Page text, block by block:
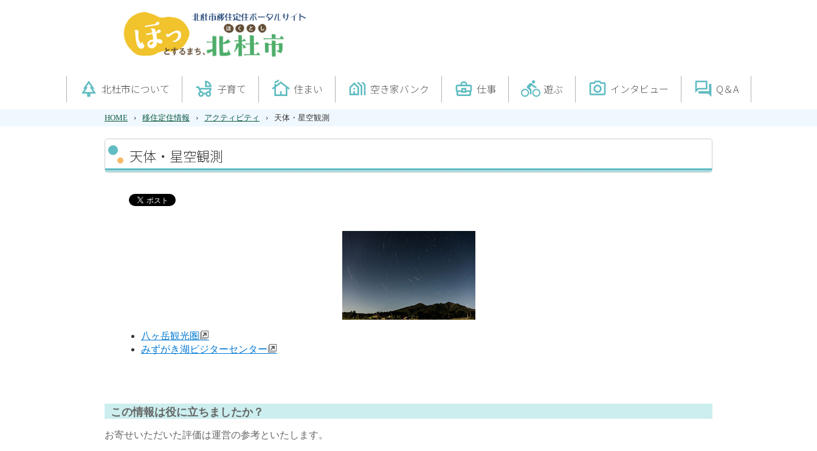
park 北杜市について child_friendly 子育て cottage 住まい holiday_village 空き家バンク business_center 仕事 directions_bike 遊ぶ photo_camera インタビュー question_answer Q＆A
HOME › 移住定住情報 › アクティビティ › 天体・星空観測
天体・星空観測
八ヶ岳観光圏
みずがき湖ビジターセンター
この情報は役に立ちましたか？
お寄せいただいた評価は運営の参考といたします。